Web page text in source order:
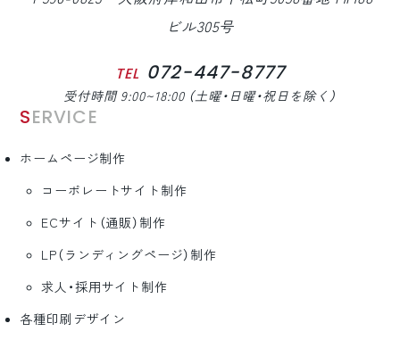
ビル305号
TEL 072-447-8777
受付時間 9:00~18:00 （土曜・日曜・祝日を除く）
SERVICE
ホームページ制作
コーポレートサイト制作
ECサイト（通販）制作
LP（ランディングページ）制作
求人・採用サイト制作
各種印刷デザイン